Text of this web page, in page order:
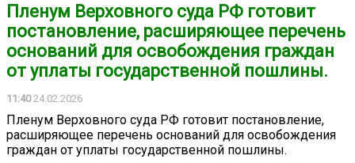
Пленум Верховного суда РФ готовит
постановление, расширяющее перечень
оснований для освобождения граждан
от уплаты государственной пошлины.
11:4024.02.2026
Пленум Верховного суда РФ готовит постановление,
расширяющее перечень оснований для освобождения
граждан от уплаты государственной пошлины.